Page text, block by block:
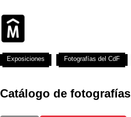
Catálogo de fotografías
Exposiciones Fotografías del CdF